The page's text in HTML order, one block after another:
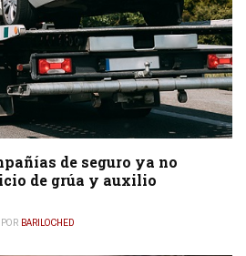
de seguro ya no
de grúa y auxilio
BARILOCHED